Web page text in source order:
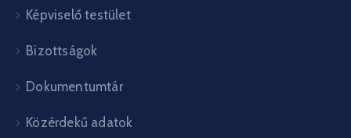
Képviselő testület
Bizottságok
Dokumentumtár
Közérdekű adatok